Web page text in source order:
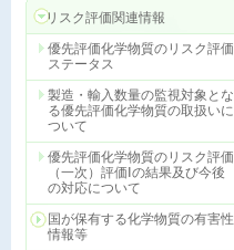
リスク評価関連情報
優先評価化学物質のリスク評価
ステータス
製造・輸入数量の監視対象とな
る優先評価化学物質の取扱いに
ついて
優先評価化学物質のリスク評価
（一次）評価Ⅰの結果及び今後
の対応について
国が保有する化学物質の有害性
情報等